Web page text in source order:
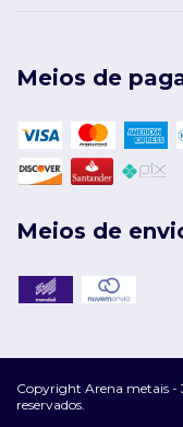
Meios de
Meios de
Copyright Arena metais -
reservados.